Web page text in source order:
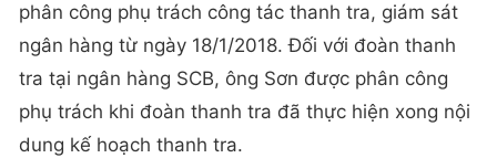
phân công phụ trách công tác thanh tra, giám sát
ngân hàng từ ngày 18/1/2018. Đối với đoàn thanh
tra tại ngân hàng SCB, ông Sơn được phân công
phụ trách khi đoàn thanh tra đã thực hiện xong nội
dung kế hoạch thanh tra.